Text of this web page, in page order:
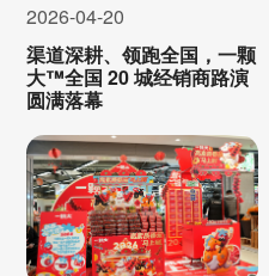
2026-04-20
渠道深耕、领跑全国，一颗
大™全国 20 城经销商路演
圆满落幕